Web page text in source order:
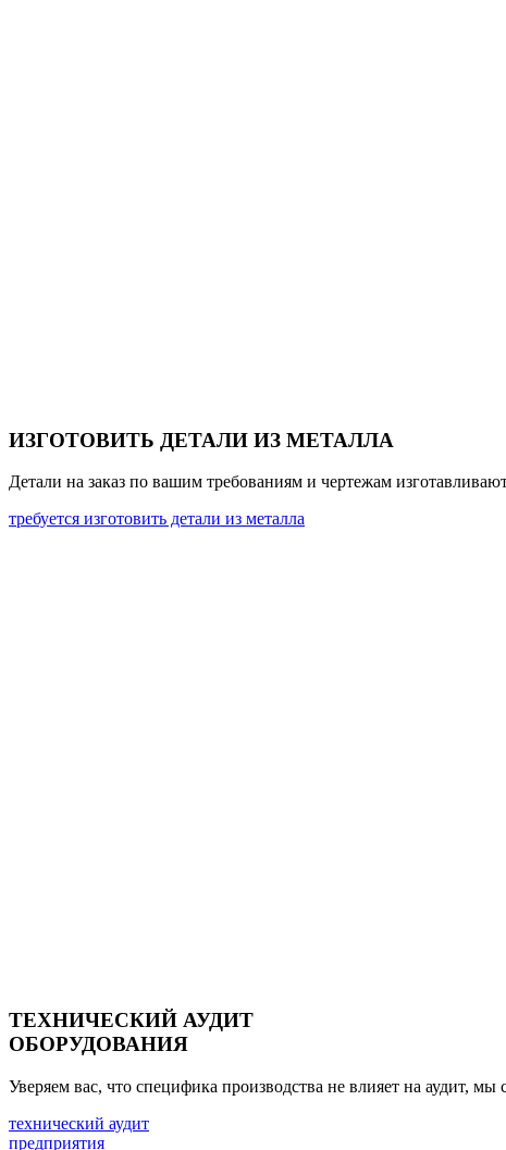
ИЗГОТОВИТЬ ДЕТАЛИ ИЗ МЕТАЛЛА
Детали на заказ по вашим требованиям и чертежам
требуется изготовить детали из металла
ТЕХНИЧЕСКИЙ АУДИТ
ОБОРУДОВАНИЯ
Уверяем вас, что специфика производства не влияет на аудит,
технический аудит
предприятия